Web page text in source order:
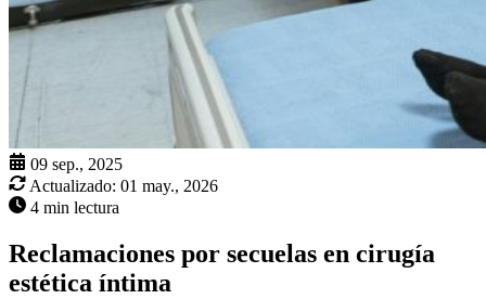
09 sep., 2025
Actualizado: 01 may., 2026
4 min lectura
Reclamaciones por secuelas en cirugía
estética íntima